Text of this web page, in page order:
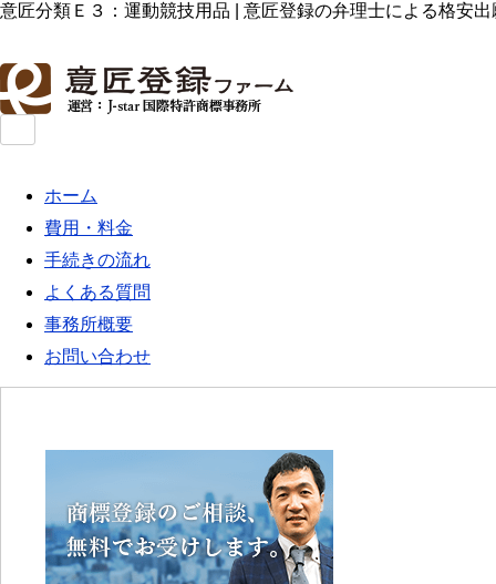
意匠分類Ｅ３：運動競技用品 | 意匠登録の弁理士による格安
ホーム
費用・料金
手続きの流れ
よくある質問
事務所概要
お問い合わせ